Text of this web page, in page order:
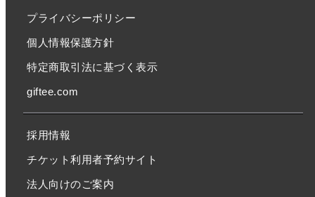
プライバシーポリシー
個人情報保護方針
特定商取引法に基づく表示
giftee.com
採用情報
チケット利用者予約サイト
法人向けのご案内